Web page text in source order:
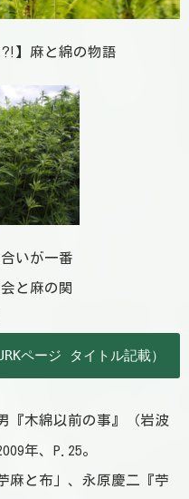
⁈】麻と綿の物語
いが一番
と麻の関
ページ タイトル記載）
木綿以前の事』（岩波
年、P.25。
と布」、永原慶二『苧